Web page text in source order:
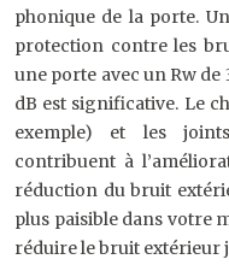
phonique de la porte.
protection contre les
une porte avec un Rw de
dB est significative. Le
exemple) et les
contribuent à
réduction du bruit
plus paisible dans votre
réduire le bruit extérieur